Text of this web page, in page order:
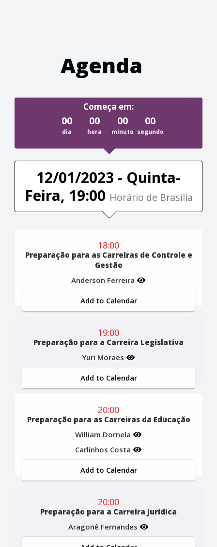
Agenda
Começa em:
00
dia
00
hora
00
minuto
00
segundo
12/01/2023 - Quinta-
Feira, 19:00 Horário de Brasília
18:00
Preparação para as Carreiras de Controle e
Gestão
Anderson Ferreira
Add to Calendar
19:00
Preparação para a Carreira Legislativa
Yuri Moraes
Add to Calendar
20:00
Preparação para as Carreiras da Educação
William Dornela
Carlinhos Costa
Add to Calendar
20:00
Preparação para a Carreira Jurídica
Aragonê Fernandes